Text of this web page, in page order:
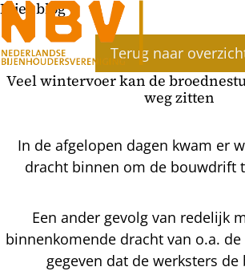
Bijenblog
Terug naar
Veel wintervoer kan de
weg zitten
In de afgelopen dagen kwam er
dracht binnen om de bouwdrift
Een ander gevolg van redelijk
binnenkomende dracht van o.a.
gegeven dat de werksters de